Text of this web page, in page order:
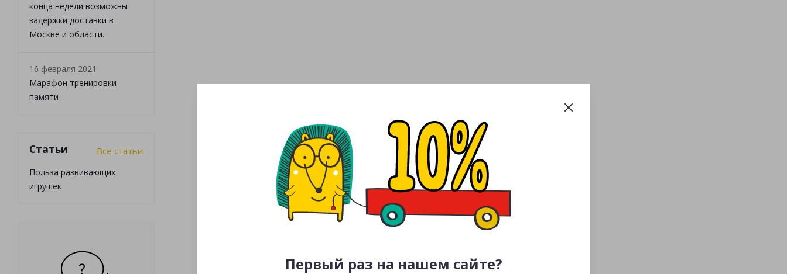
Первый раз на нашем сайте?
конца недели возможны
задержки доставки в
Москве и области.
16 февраля 2021
Марафон тренировки
памяти
Статьи Все статьи
Польза развивающих
игрушек